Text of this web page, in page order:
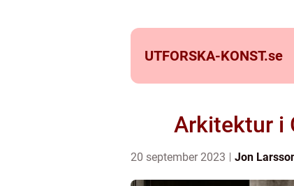
UTFORSKA-KONST.se
Arkitektur i
20 september 2023 Jon